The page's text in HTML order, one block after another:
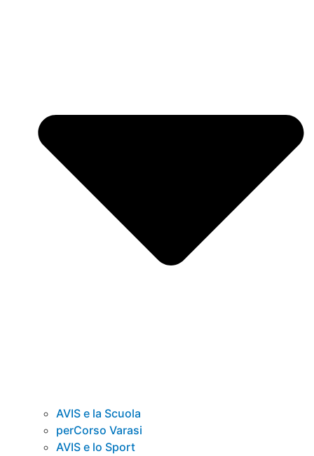
AVIS e la Scuola
perCorso Varasi
AVIS e lo Sport